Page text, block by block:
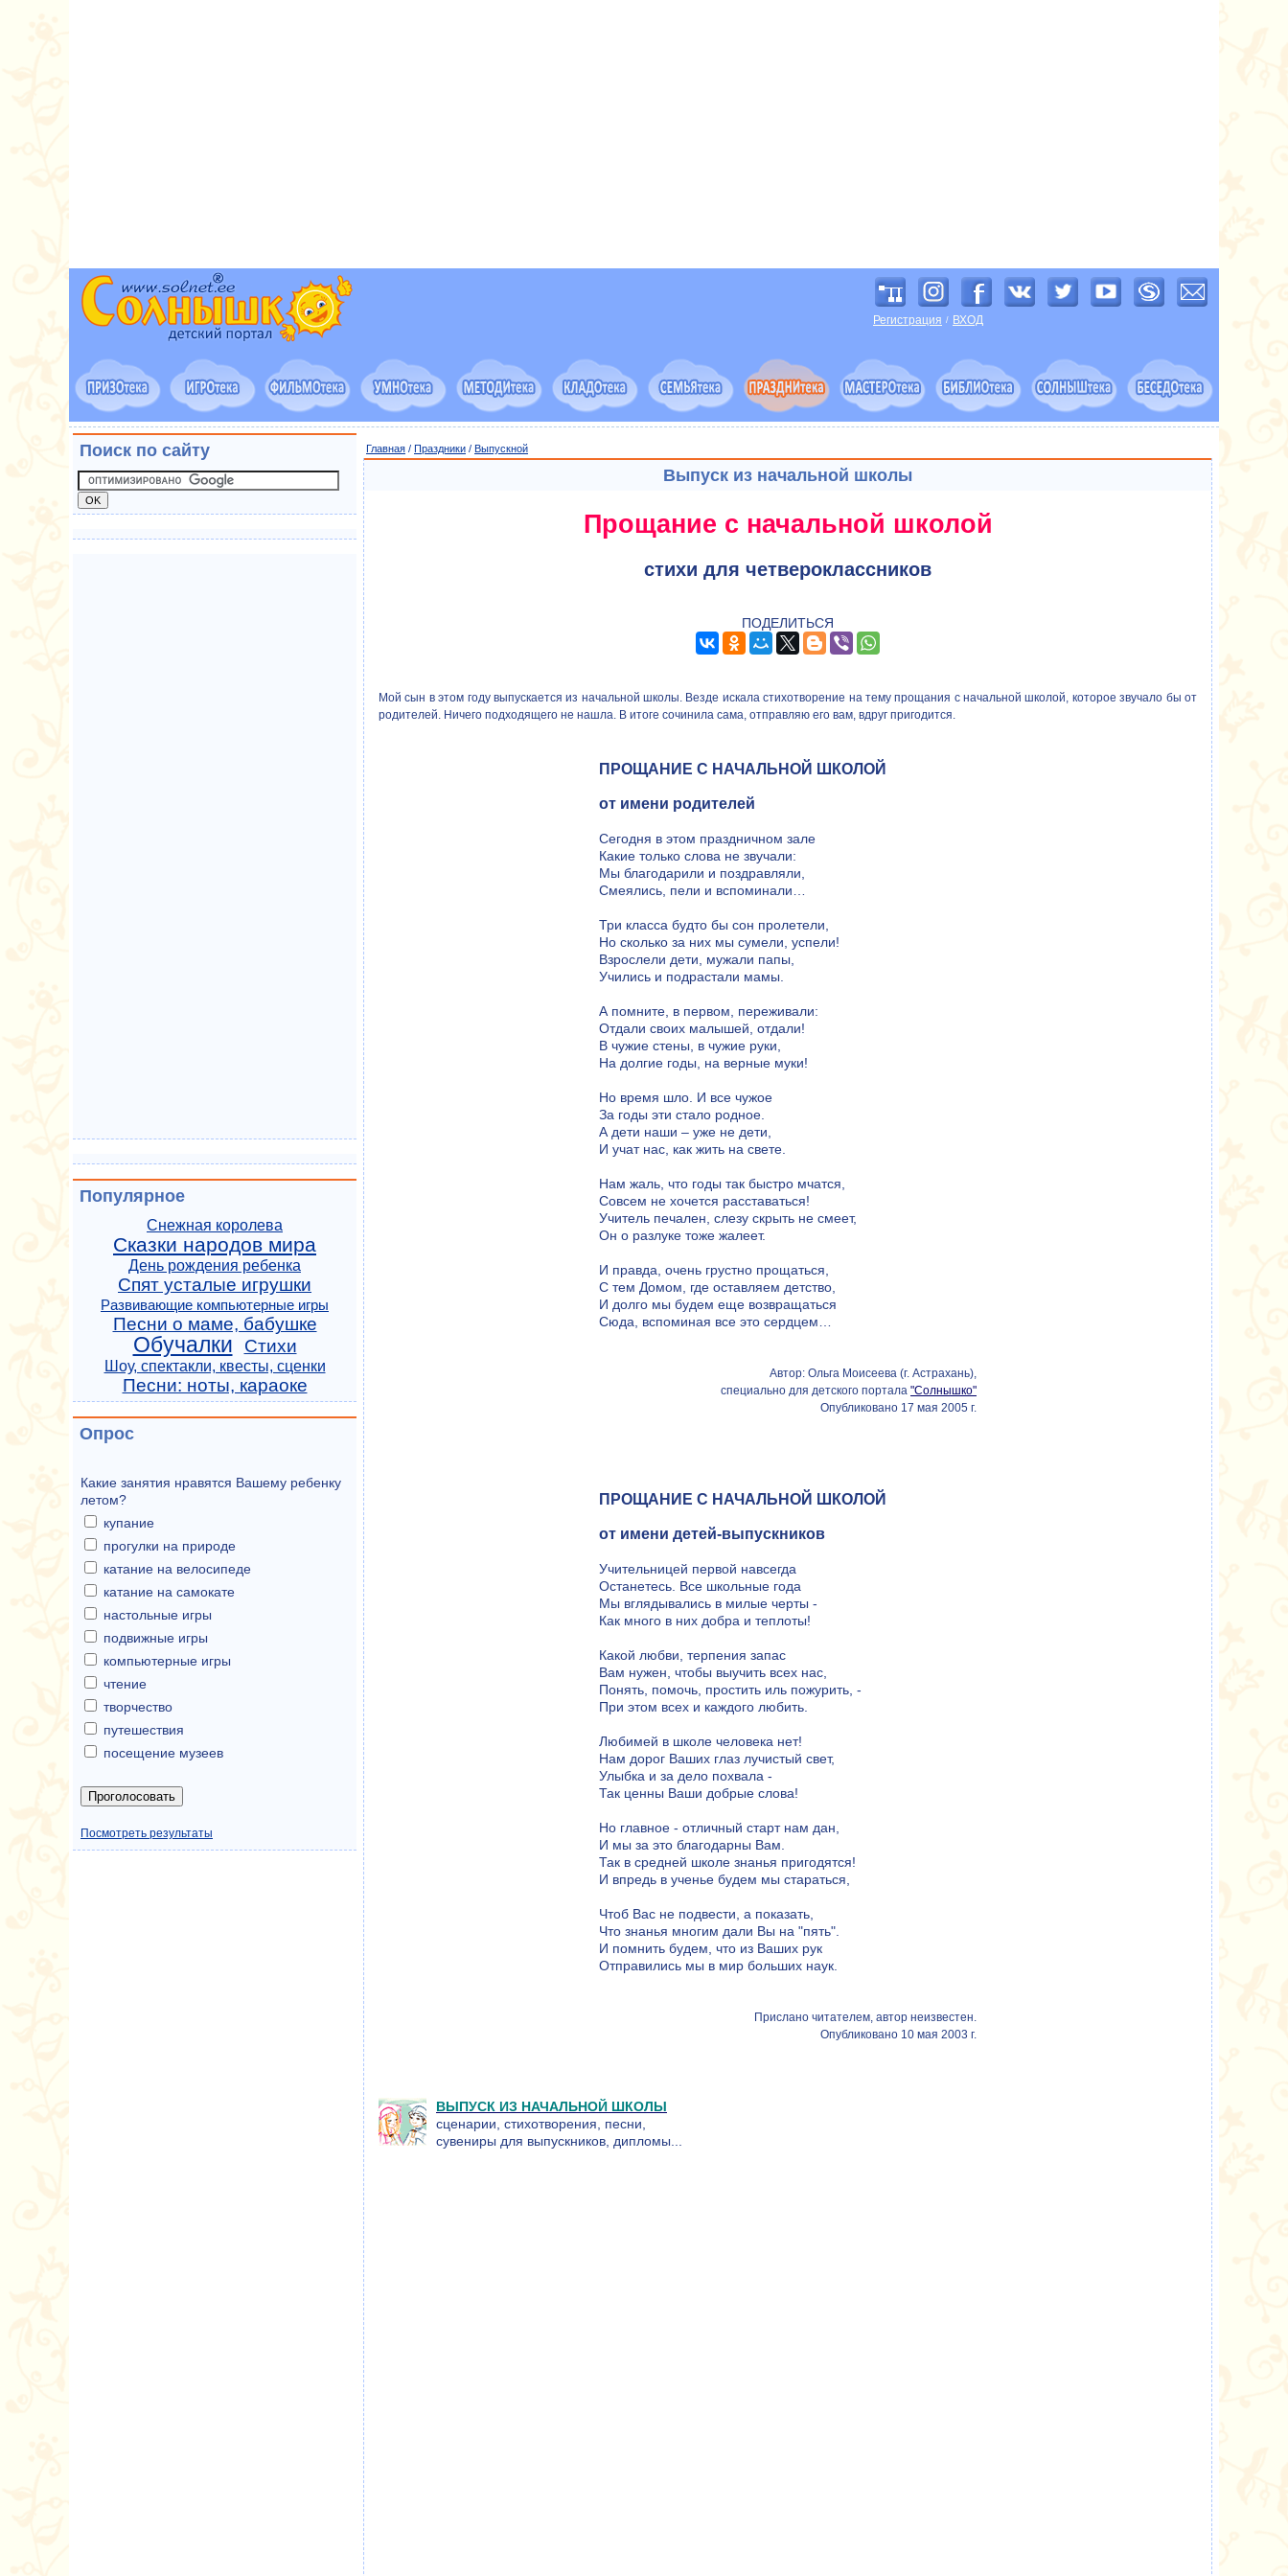
Регистрация / ВХОД
Главная / Праздники / Выпускной
Выпуск из начальной школы
Прощание с начальной школой
стихи для четвероклассников
ПОДЕЛИТЬСЯ
Мой сын в этом году выпускается из начальной школы. Везде искала стихотворение на тему прощания с начальной школой, которое звучало бы от
родителей. Ничего подходящего не нашла. В итоге сочинила сама, отправляю его вам, вдруг пригодится.
ПРОЩАНИЕ С НАЧАЛЬНОЙ ШКОЛОЙ
от имени родителей
Сегодня в этом праздничном зале
Какие только слова не звучали:
Мы благодарили и поздравляли,
Смеялись, пели и вспоминали…
Три класса будто бы сон пролетели,
Но сколько за них мы сумели, успели!
Взрослели дети, мужали папы,
Учились и подрастали мамы.
А помните, в первом, переживали:
Отдали своих малышей, отдали!
В чужие стены, в чужие руки,
На долгие годы, на верные муки!
Но время шло. И все чужое
За годы эти стало родное.
А дети наши – уже не дети,
И учат нас, как жить на свете.
Нам жаль, что годы так быстро мчатся,
Совсем не хочется расставаться!
Учитель печален, слезу скрыть не смеет,
Он о разлуке тоже жалеет.
И правда, очень грустно прощаться,
С тем Домом, где оставляем детство,
И долго мы будем еще возвращаться
Сюда, вспоминая все это сердцем…
Автор: Ольга Моисеева (г. Астрахань),
специально для детского портала "Солнышко"
Опубликовано 17 мая 2005 г.
ПРОЩАНИЕ С НАЧАЛЬНОЙ ШКОЛОЙ
от имени детей-выпускников
Учительницей первой навсегда
Останетесь. Все школьные года
Мы вглядывались в милые черты -
Как много в них добра и теплоты!
Какой любви, терпения запас
Вам нужен, чтобы выучить всех нас,
Понять, помочь, простить иль пожурить, -
При этом всех и каждого любить.
Любимей в школе человека нет!
Нам дорог Ваших глаз лучистый свет,
Улыбка и за дело похвала -
Так ценны Ваши добрые слова!
Но главное - отличный старт нам дан,
И мы за это благодарны Вам.
Так в средней школе знанья пригодятся!
И впредь в ученье будем мы стараться,
Чтоб Вас не подвести, а показать,
Что знанья многим дали Вы на "пять".
И помнить будем, что из Ваших рук
Отправились мы в мир больших наук.
Прислано читателем, автор неизвестен.
Опубликовано 10 мая 2003 г.
ВЫПУСК ИЗ НАЧАЛЬНОЙ ШКОЛЫ
сценарии, стихотворения, песни,
сувениры для выпускников, дипломы...
Поиск по сайту
Популярное
Снежная королева
Сказки народов мира
День рождения ребенка
Спят усталые игрушки
Развивающие компьютерные игры
Песни о маме, бабушке
Обучалки Стихи
Шоу, спектакли, квесты, сценки
Песни: ноты, караоке
Опрос
Какие занятия нравятся Вашему ребенку
летом?
купание
прогулки на природе
катание на велосипеде
катание на самокате
настольные игры
подвижные игры
компьютерные игры
чтение
творчество
путешествия
посещение музеев
Посмотреть результаты